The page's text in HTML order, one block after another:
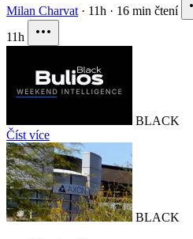
Milan Charvat · 11h · 16 min čtení
11h
BLACK
Číst více
BLACK